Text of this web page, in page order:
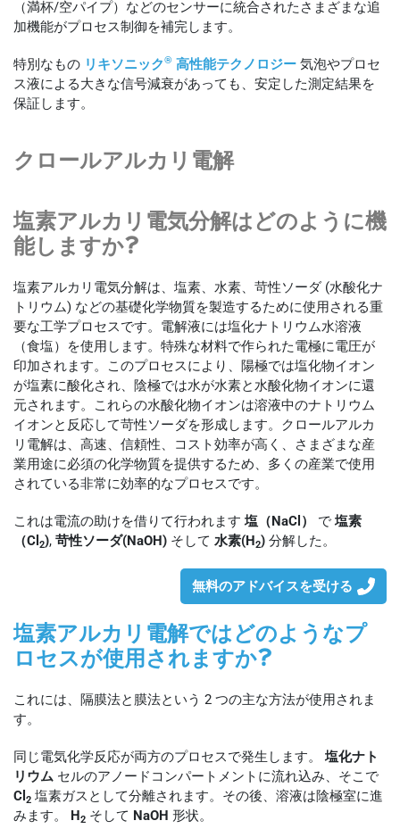
（満杯/空パイプ）などのセンサーに統合されたさまざまな追
加機能がプロセス制御を補完します。
特別なもの リキソニック® 高性能テクノロジー 気泡やプロセ
ス液による大きな信号減衰があっても、安定した測定結果を
保証します。
クロールアルカリ電解
塩素アルカリ電気分解はどのように機
能しますか?
塩素アルカリ電気分解は、塩素、水素、苛性ソーダ (水酸化ナ
トリウム) などの基礎化学物質を製造するために使用される重
要な工学プロセスです。電解液には塩化ナトリウム水溶液
（食塩）を使用します。特殊な材料で作られた電極に電圧が
印加されます。このプロセスにより、陽極では塩化物イオン
が塩素に酸化され、陰極では水が水素と水酸化物イオンに還
元されます。これらの水酸化物イオンは溶液中のナトリウム
イオンと反応して苛性ソーダを形成します。クロールアルカ
リ電解は、高速、信頼性、コスト効率が高く、さまざまな産
業用途に必須の化学物質を提供するため、多くの産業で使用
されている非常に効率的なプロセスです。
これは電流の助けを借りて行われます 塩（NaCl） で 塩素
（Cl 2), 苛性ソーダ(NaOH) そして 水素(H2) 分解した。
無料のアドバイスを受ける
塩素アルカリ電解ではどのようなプ
ロセスが使用されますか?
これには、隔膜法と膜法という 2 つの主な方法が使用されま
す。
同じ電気化学反応が両方のプロセスで発生します。 塩化ナト
リウム セルのアノードコンパートメントに流れ込み、そこで
Cl 2 塩素ガスとして分離されます。その後、溶液は陰極室に進
みます。 H2 そして NaOH 形状。